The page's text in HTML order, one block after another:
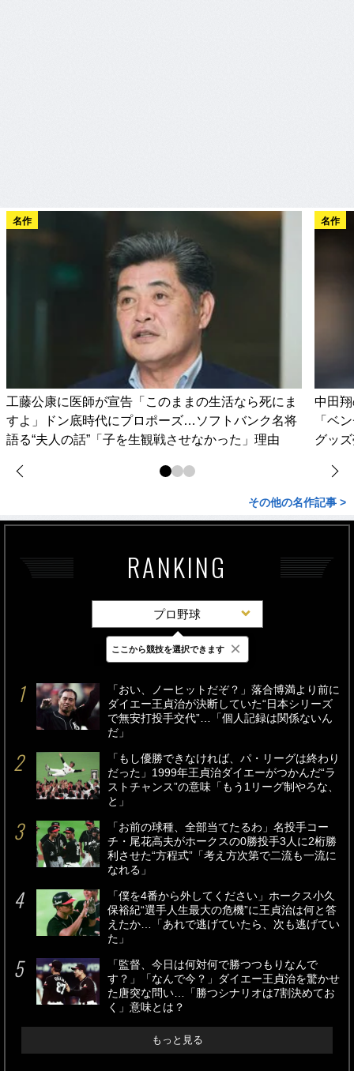
名作
工藤公康に医師が宣告「このままの生活なら死にま
すよ」ドン底時代にプロポーズ…ソフトバンク名将
語る“夫人の話”「子を生観戦させなかった」理由
名作
中田
「ベ
グッ
その他の名作記事 >
RANKING
プロ野球
最新 24時間 週間
「おい、ノーヒットだぞ？」落合博満より前に
ダイエー王貞治が決断していた“日本シリーズ
で無安打投手交代”…「個人記録は関係ないん
だ」
「もし優勝できなければ、パ・リーグは終わり
だった」1999年王貞治ダイエーがつかんだ“ラ
ストチャンス”の意味「もう1リーグ制やろな、
と」
「お前の球種、全部当てたるわ」名投手コー
チ・尾花高夫がホークスの0勝投手3人に2桁勝
利させた“方程式”「考え方次第で二流も一流に
なれる」
「僕を4番から外してください」ホークス小久
保裕紀“選手人生最大の危機”に王貞治は何と答
えたか…「あれで逃げていたら、次も逃げてい
た」
「監督、今日は何対何で勝つつもりなんで
す？」「なんで今？」ダイエー王貞治を驚かせ
た唐突な問い…「勝つシナリオは7割決めてお
く」意味とは？
もっと見る
ここから競技を選択できます ×